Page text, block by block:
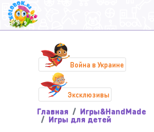
Война в Украине
Эксклюзивы
Главная Игры&HandMade
Игры для детей